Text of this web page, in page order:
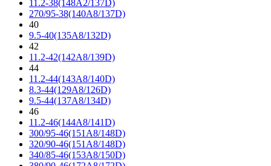
11.2-38(148A2/137D)
270/95-38(140A8/137D)
40
9.5-40(135A8/132D)
42
11.2-42(142A8/139D)
44
11.2-44(143A8/140D)
8.3-44(129A8/126D)
9.5-44(137A8/134D)
46
11.2-46(144A8/141D)
300/95-46(151A8/148D)
320/90-46(151A8/148D)
340/85-46(153A8/150D)